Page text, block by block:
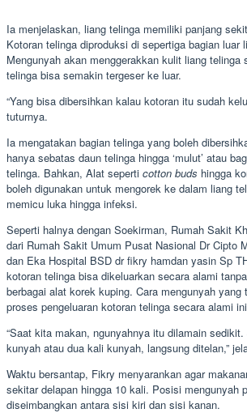
Ia menjelaskan, liang telinga memiliki panjang
Kotoran telinga diproduksi di sepertiga bagian luar
Mengunyah akan menggerakkan kulit liang telinga
telinga bisa semakin tergeser ke luar.
“Yang bisa dibersihkan kalau kotoran itu sudah
tuturnya.
Ia mengatakan bagian telinga yang boleh
hanya sebatas daun telinga hingga ‘mulut’ atau
telinga. Bahkan, Alat seperti cotton buds hingga
boleh digunakan untuk mengorek ke dalam liang
memicu luka hingga infeksi.
Seperti halnya dengan Soekirman, Rumah Sakit
dari Rumah Sakit Umum Pusat Nasional Dr Cipto
dan Eka Hospital BSD dr fikry hamdan yasin Sp
kotoran telinga bisa dikeluarkan secara alami
berbagai alat korek kuping. Cara mengunyah yang
proses pengeluaran kotoran telinga secara alami
“Saat kita makan, ngunyahnya itu dilamain
kunyah atau dua kali kunyah, langsung ditelan,”
Waktu bersantap, Fikry menyarankan agar
sekitar delapan hingga 10 kali. Posisi mengunyah
diseimbangkan antara sisi kiri dan sisi kanan.